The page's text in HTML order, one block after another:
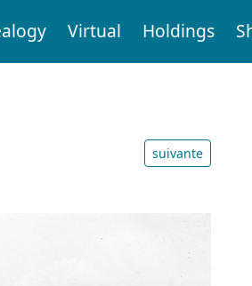
Virtual Holdings
suivante